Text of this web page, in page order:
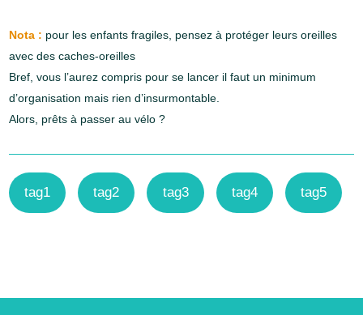
Nota : pour les enfants fragiles, pensez à protéger leurs oreilles
avec des caches-oreilles
Bref, vous l’aurez compris pour se lancer il faut un minimum
d’organisation mais rien d’insurmontable.
Alors, prêts à passer au vélo ?
tag1 tag2 tag3 tag4 tag5